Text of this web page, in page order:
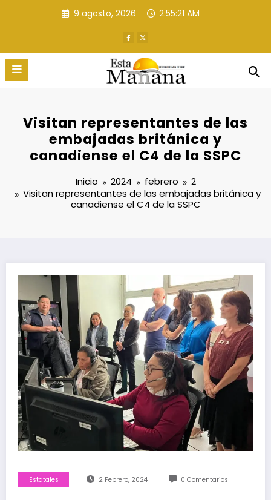
9 agosto, 2026 2:55:22 AM
Visitan representantes de las
embajadas británica y
canadiense el C4 de la SSPC
Inicio 2024 febrero
2
Visitan representantes de las embajadas británica y
canadiense el C4 de la SSPC
Estatales 2 Febrero, 2024 0 Comentarios